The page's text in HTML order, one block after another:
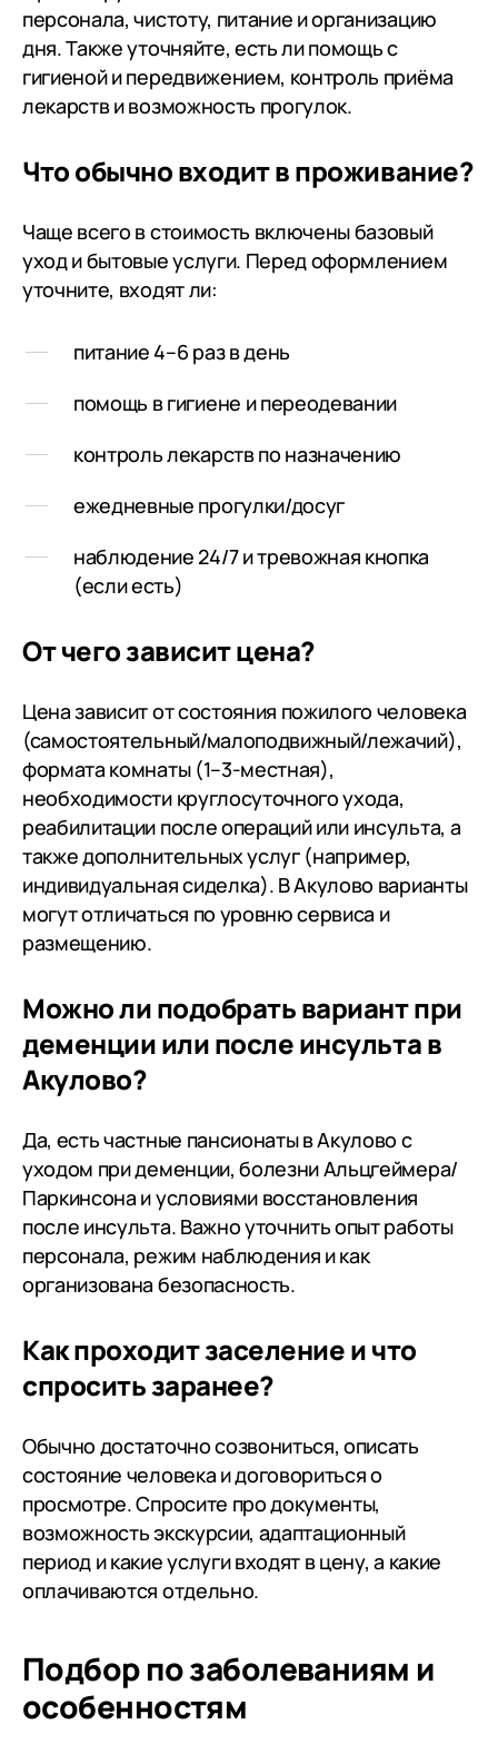
персонала, чистоту, питание и организацию
дня. Также уточняйте, есть ли помощь с
гигиеной и передвижением, контроль приёма
лекарств и возможность прогулок.
Что обычно входит в проживание?
Чаще всего в стоимость включены базовый
уход и бытовые услуги. Перед оформлением
уточните, входят ли:
питание 4–6 раз в день
помощь в гигиене и переодевании
контроль лекарств по назначению
ежедневные прогулки/досуг
наблюдение 24/7 и тревожная кнопка
(если есть)
От чего зависит цена?
Цена зависит от состояния пожилого человека
(самостоятельный/малоподвижный/лежачий),
формата комнаты (1–3-местная),
необходимости круглосуточного ухода,
реабилитации после операций или инсульта, а
также дополнительных услуг (например,
индивидуальная сиделка). В Акулово варианты
могут отличаться по уровню сервиса и
размещению.
Можно ли подобрать вариант при
деменции или после инсульта в
Акулово?
Да, есть частные пансионаты в Акулово с
уходом при деменции, болезни Альцгеймера/
Паркинсона и условиями восстановления
после инсульта. Важно уточнить опыт работы
персонала, режим наблюдения и как
организована безопасность.
Как проходит заселение и что
спросить заранее?
Обычно достаточно созвониться, описать
состояние человека и договориться о
просмотре. Спросите про документы,
возможность экскурсии, адаптационный
период и какие услуги входят в цену, а какие
оплачиваются отдельно.
Подбор по заболеваниям и
особенностям